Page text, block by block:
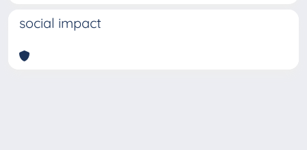
social impact